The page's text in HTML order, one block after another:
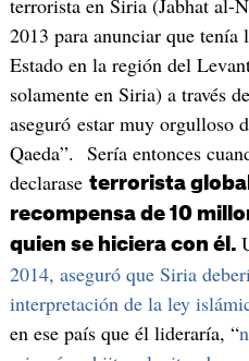
terrorista en Siria (Jabhat al-
2013 para anunciar que
Estado en la región del
solamente en Siria) a través
aseguró estar muy orgulloso
Qaeda”. Sería entonces
declarase terrorista
recompensa de 10
quien se hiciera con él.
2014, aseguró que Siria
interpretación de la ley
en ese país que él lideraría, “